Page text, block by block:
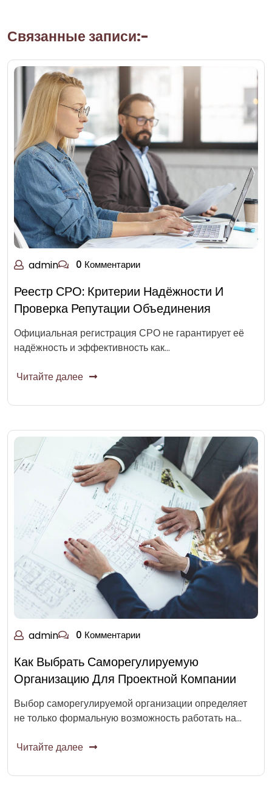
Связанные записи:-
admin 0 Комментарии
Реестр СРО: Критерии Надёжности И
Проверка Репутации Объединения
Официальная регистрация СРО не гарантирует её
надёжность и эффективность как…
Читайте далее
admin 0 Комментарии
Как Выбрать Саморегулируемую
Организацию Для Проектной Компании
Выбор саморегулируемой организации определяет
не только формальную возможность работать на…
Читайте далее